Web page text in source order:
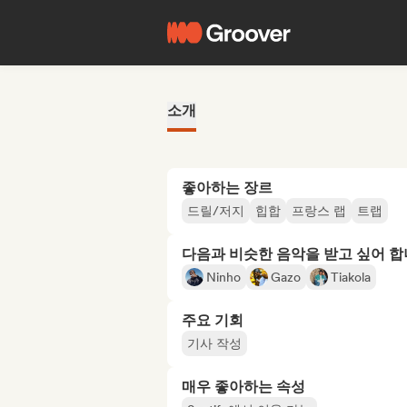
소개
좋아하는 장르
드릴/저지 힙합 프랑스 랩 트랩
다음과 비슷한 음악을 받고 싶어
Ninho Gazo Tiakola
주요 기회
기사 작성
매우 좋아하는 속성